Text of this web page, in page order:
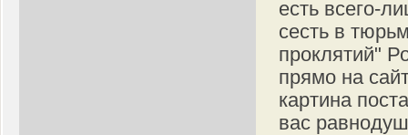
есть всего-
сесть в
проклятий"
прямо на
картина
вас